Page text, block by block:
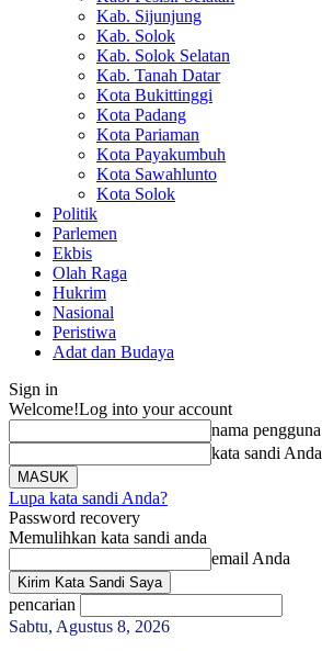
Kab. Sijunjung
Kab. Solok
Kab. Solok Selatan
Kab. Tanah Datar
Kota Bukittinggi
Kota Padang
Kota Pariaman
Kota Payakumbuh
Kota Sawahlunto
Kota Solok
Politik
Parlemen
Ekbis
Olah Raga
Hukrim
Nasional
Peristiwa
Adat dan Budaya
Sign in
Welcome!Log into your account
nama pengguna
kata sandi Anda
Lupa kata sandi Anda?
Password recovery
Memulihkan kata sandi anda
email Anda
pencarian
Sabtu, Agustus 8, 2026